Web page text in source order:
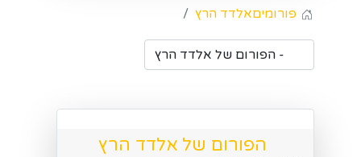
פורומיםאלדד הרץ
הפורום של אלדד הרץ